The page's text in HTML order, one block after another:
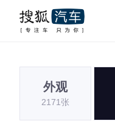
外观
2171张